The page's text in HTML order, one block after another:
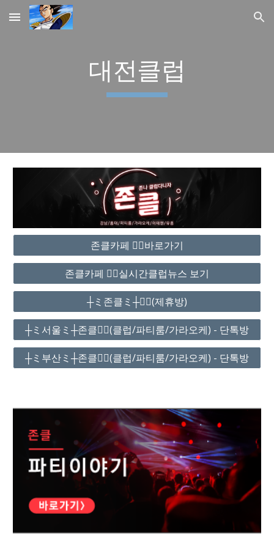
Skip to main content Skip to navigation
대전클럽
존클카페 ❤️‍🔥바로가기
존클카페 ❤️‍🔥실시간클럽뉴스 보기
┼ミ존클ミ┼❤️‍🔥(제휴방)
┼ミ서울ミ┼존클❤️‍🔥(클럽/파티룸/가라오케) - 단톡방
┼ミ부산ミ┼존클❤️‍🔥(클럽/파티룸/가라오케) - 단톡방